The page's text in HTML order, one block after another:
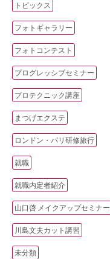
トピックス
フォトギャラリー
フォトコンテスト
プログレッシブセミナー
プロテクニック講座
まつげエクステ
ロンドン・パリ研修旅行
就職
就職内定者紹介
山口啓 メイクアップセミナー
川島文夫カット講習
未分類